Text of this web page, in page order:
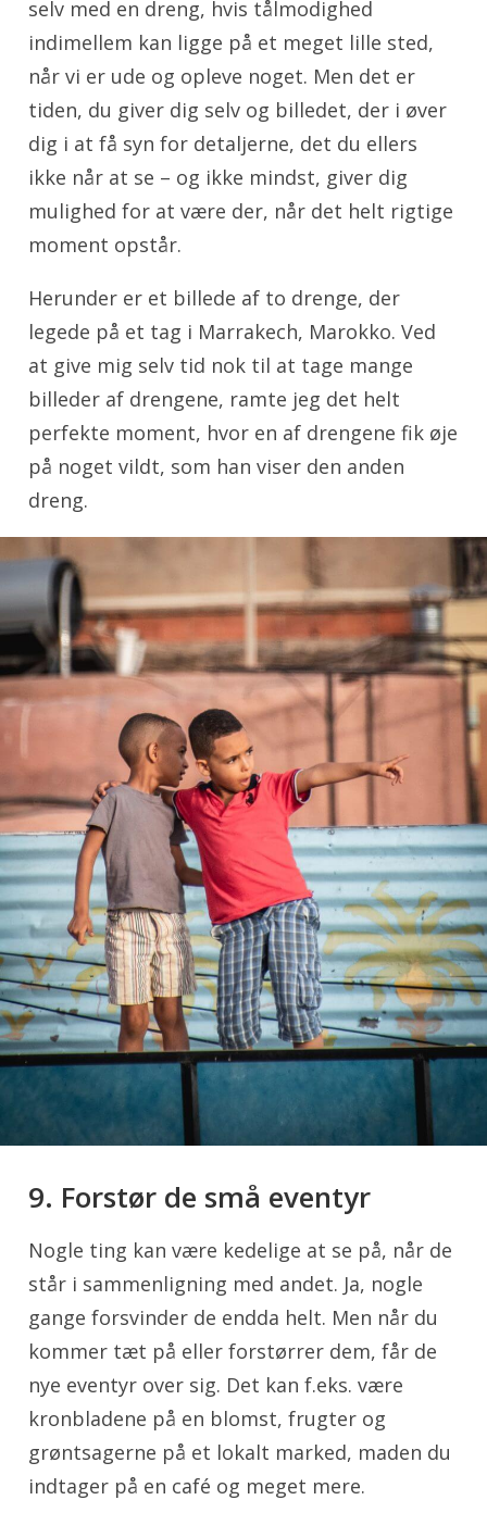
selv med en dreng, hvis tålmodighed
indimellem kan ligge på et meget lille sted,
når vi er ude og opleve noget. Men det er
tiden, du giver dig selv og billedet, der i øver
dig i at få syn for detaljerne, det du ellers
ikke når at se – og ikke mindst, giver dig
mulighed for at være der, når det helt rigtige
moment opstår.
Herunder er et billede af to drenge, der
legede på et tag i Marrakech, Marokko. Ved
at give mig selv tid nok til at tage mange
billeder af drengene, ramte jeg det helt
perfekte moment, hvor en af drengene fik øje
på noget vildt, som han viser den anden
dreng.
9. Forstør de små eventyr
Nogle ting kan være kedelige at se på, når de
står i sammenligning med andet. Ja, nogle
gange forsvinder de endda helt. Men når du
kommer tæt på eller forstørrer dem, får de
nye eventyr over sig. Det kan f.eks. være
kronbladene på en blomst, frugter og
grøntsagerne på et lokalt marked, maden du
indtager på en café og meget mere.